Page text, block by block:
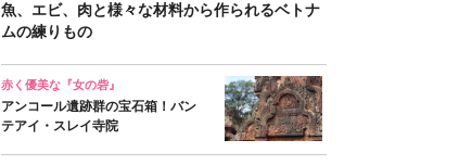
魚、エビ、肉と様々な材料から作られるベトナ
ムの練りもの
赤く優美な『女の砦』
アンコール遺跡群の宝石箱！バン
テアイ・スレイ寺院